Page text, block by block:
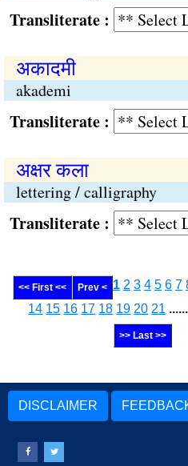
:
अकादमी
akademi
:
अक्षर कला
lettering / calligraphy
:
<< First << Prev < 1 2 3 4 5 6 7
14 15 16 17 18 19 20 21
>> Last >>
DISCLAIMER